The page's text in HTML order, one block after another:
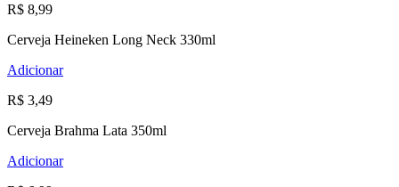
R$ 8,99
Cerveja Heineken Long Neck 330ml
Adicionar
R$ 3,49
Cerveja Brahma Lata 350ml
Adicionar